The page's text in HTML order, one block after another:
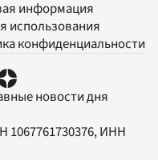
информация
использования
конфиденциальности
новости дня
1067761730376, ИНН